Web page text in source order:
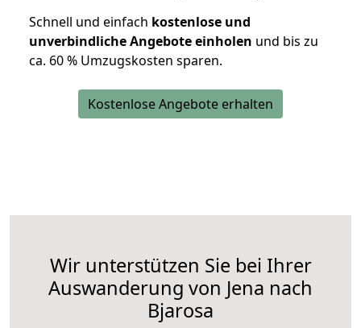
Schnell und einfach kostenlose und
unverbindliche Angebote einholen und bis zu
ca. 60 % Umzugskosten sparen.
Kostenlose Angebote erhalten
Wir unterstützen Sie bei Ihrer
Auswanderung von Jena nach
Bjarosa